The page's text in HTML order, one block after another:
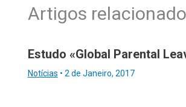
Artigos
Estudo «Global Parental
Notícias • 2 de Janeiro, 2017